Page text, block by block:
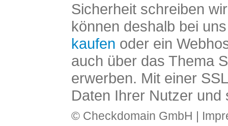
Sicherheit schreiben
können deshalb bei
kaufen oder ein
auch über das Thema
erwerben. Mit einer
Daten Ihrer Nutzer und
© Checkdomain GmbH |